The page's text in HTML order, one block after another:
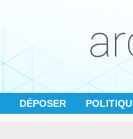
DÉPOSER